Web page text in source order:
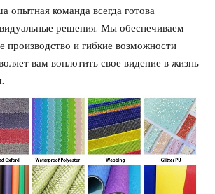
опытная команда всегда готова
решения. Мы обеспечиваем
производство и гибкие возможности
вам воплотить свое видение в жизнь